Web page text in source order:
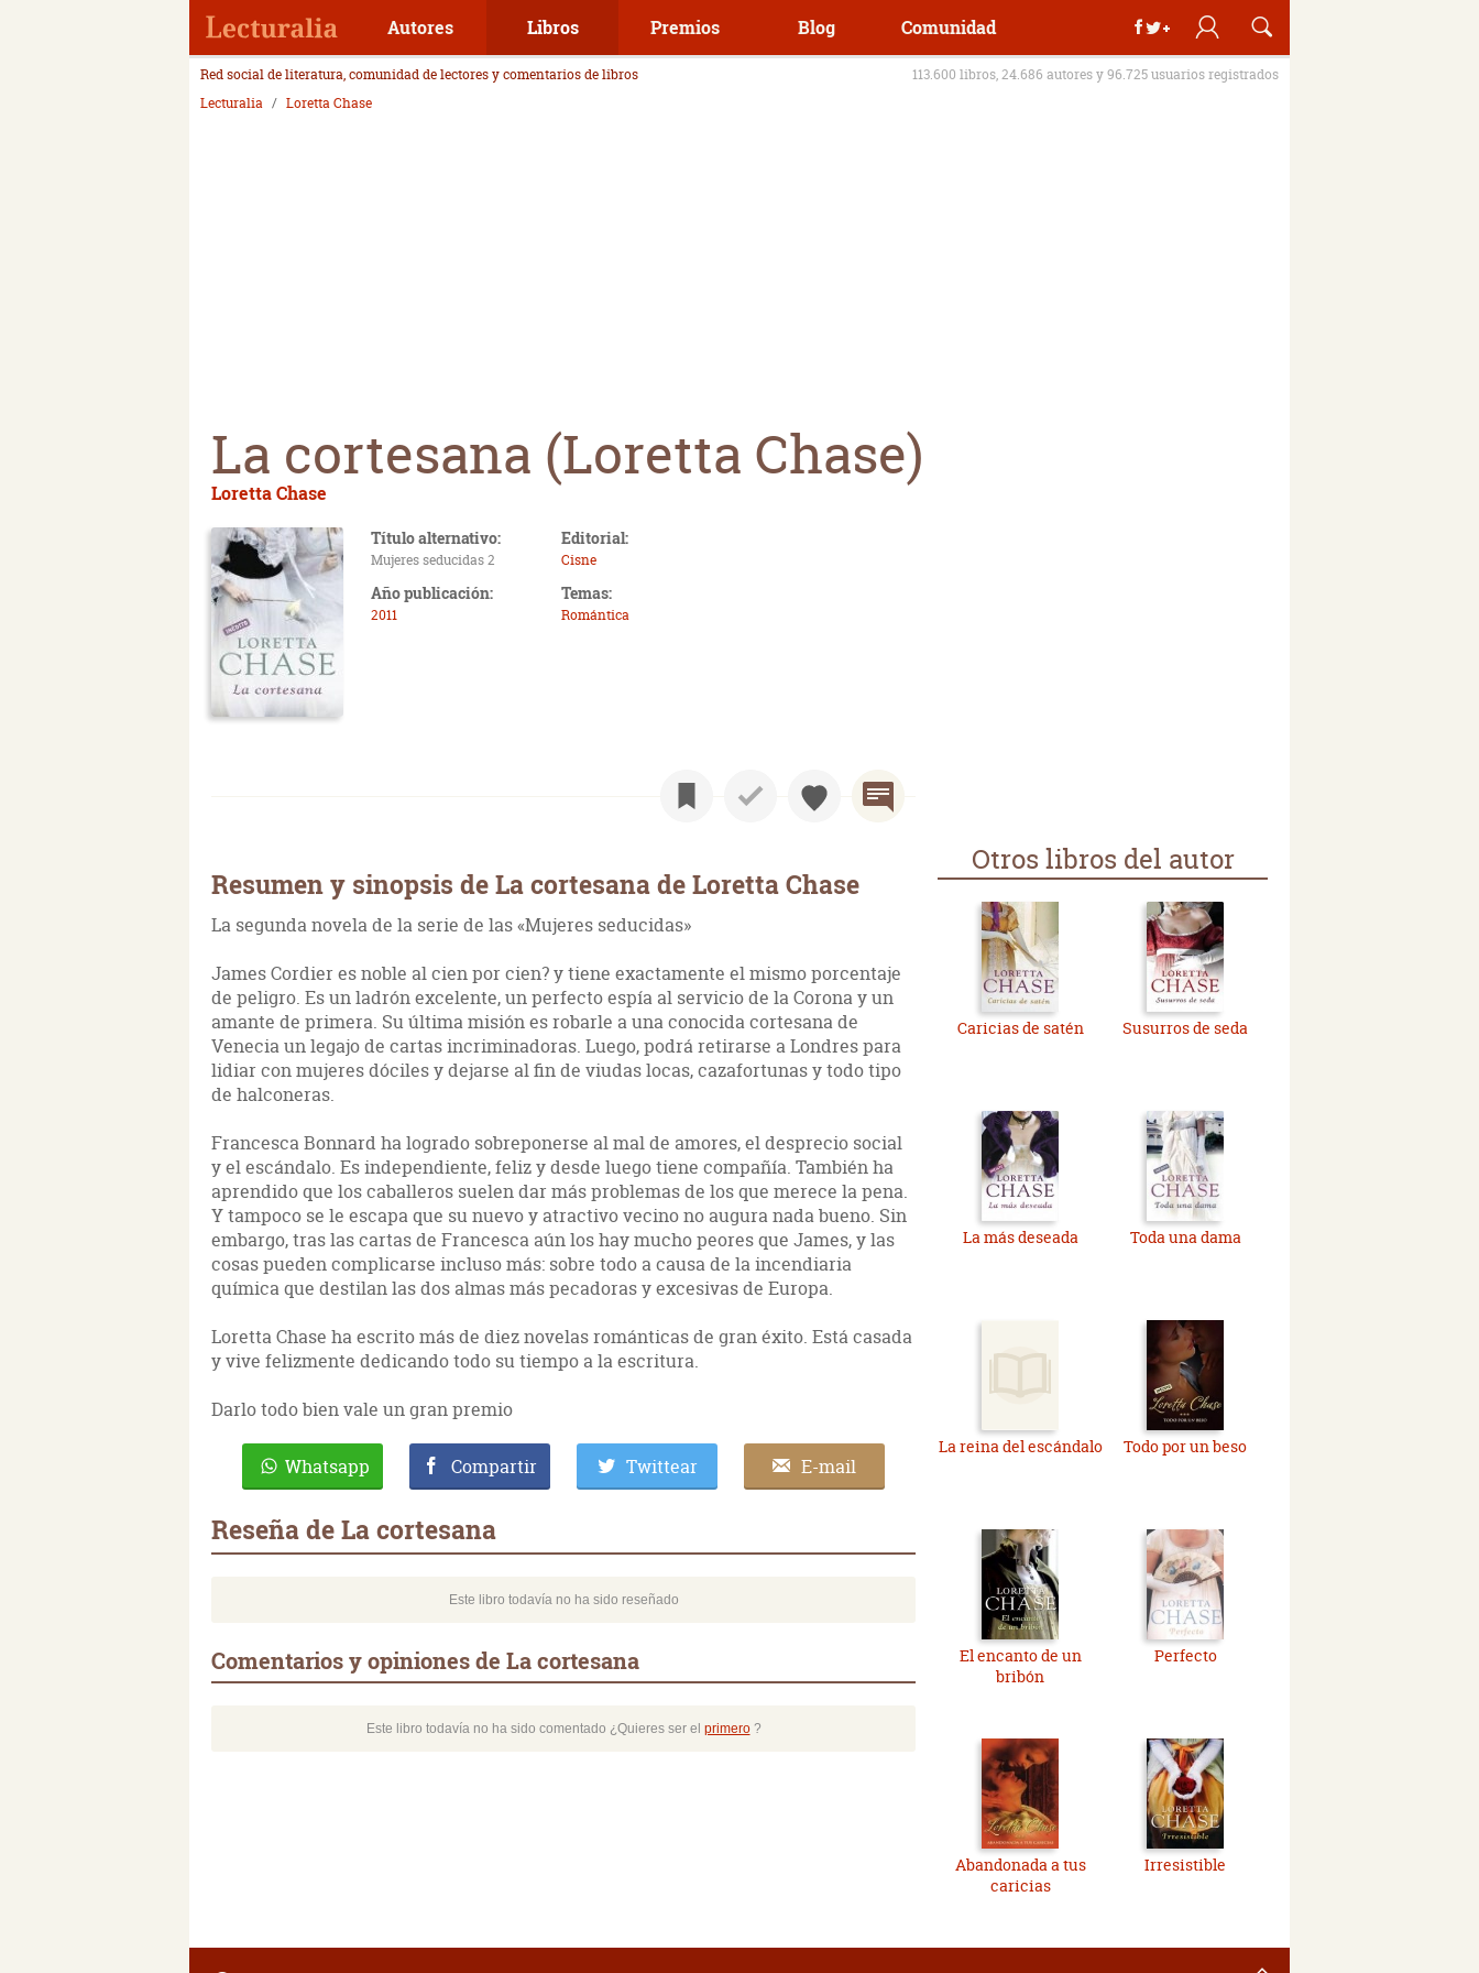
Autores Libros Premios Blog Comunidad
Red social de literatura, comunidad de lectores y comentarios de libros
113.600 libros, 24.686 autores y 96.725 usuarios registrados
Lecturalia
Loretta Chase
La cortesana (Loretta Chase)
Loretta Chase
Título alternativo:
Mujeres seducidas 2
Editorial:
Cisne
Año publicación:
2011
Temas:
Romántica
Resumen y sinopsis de La cortesana de Loretta Chase
La segunda novela de la serie de las «Mujeres seducidas»
James Cordier es noble al cien por cien? y tiene exactamente el mismo porcentaje
de peligro. Es un ladrón excelente, un perfecto espía al servicio de la Corona y un
amante de primera. Su última misión es robarle a una conocida cortesana de
Venecia un legajo de cartas incriminadoras. Luego, podrá retirarse a Londres para
lidiar con mujeres dóciles y dejarse al fin de viudas locas, cazafortunas y todo tipo
de halconeras.
Francesca Bonnard ha logrado sobreponerse al mal de amores, el desprecio social
y el escándalo. Es independiente, feliz y desde luego tiene compañía. También ha
aprendido que los caballeros suelen dar más problemas de los que merece la pena.
Y tampoco se le escapa que su nuevo y atractivo vecino no augura nada bueno. Sin
embargo, tras las cartas de Francesca aún los hay mucho peores que James, y las
cosas pueden complicarse incluso más: sobre todo a causa de la incendiaria
química que destilan las dos almas más pecadoras y excesivas de Europa.
Loretta Chase ha escrito más de diez novelas románticas de gran éxito. Está casada
y vive felizmente dedicando todo su tiempo a la escritura.
Darlo todo bien vale un gran premio
Whatsapp Compartir Twittear E-mail
Reseña de La cortesana
Este libro todavía no ha sido reseñado
Comentarios y opiniones de La cortesana
Este libro todavía no ha sido comentado ¿Quieres ser el primero?
Otros libros del autor
Caricias de satén Susurros de seda
La más deseada Toda una dama
La reina del escándalo Todo por un beso
El encanto de un
bribón
Perfecto
Abandonada a tus
caricias
Irresistible